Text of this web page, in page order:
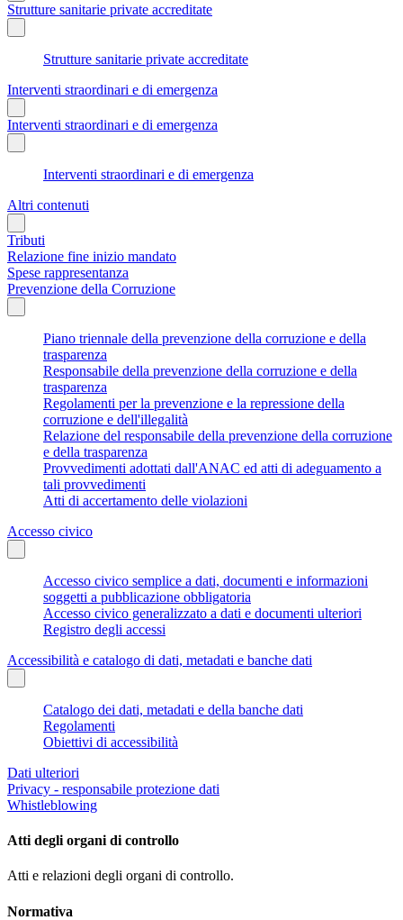
Strutture sanitarie private accreditate
Strutture sanitarie private accreditate
Interventi straordinari e di emergenza
Interventi straordinari e di emergenza
Interventi straordinari e di emergenza
Altri contenuti
Tributi
Relazione fine inizio mandato
Spese rappresentanza
Prevenzione della Corruzione
Piano triennale della prevenzione della corruzione e della
trasparenza
Responsabile della prevenzione della corruzione e della
trasparenza
Regolamenti per la prevenzione e la repressione della
corruzione e dell'illegalità
Relazione del responsabile della prevenzione della corruzione
e della trasparenza
Provvedimenti adottati dall'ANAC ed atti di adeguamento a
tali provvedimenti
Atti di accertamento delle violazioni
Accesso civico
Accesso civico semplice a dati, documenti e informazioni
soggetti a pubblicazione obbligatoria
Accesso civico generalizzato a dati e documenti ulteriori
Registro degli accessi
Accessibilità e catalogo di dati, metadati e banche dati
Catalogo dei dati, metadati e della banche dati
Regolamenti
Obiettivi di accessibilità
Dati ulteriori
Privacy - responsabile protezione dati
Whistleblowing
Atti degli organi di controllo
Atti e relazioni degli organi di controllo.
Normativa